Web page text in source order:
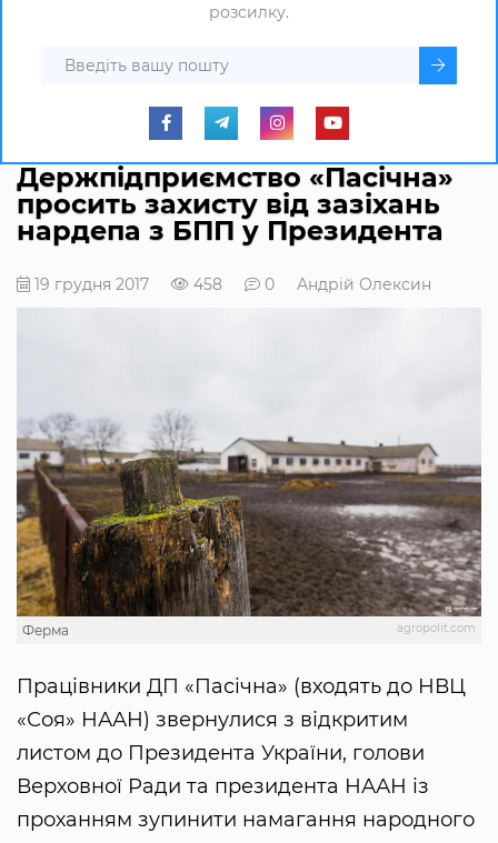
розсилку.
Держпідприємство «Пасічна»
просить захисту від зазіхань
нардепа з БПП у Президента
19 грудня 2017 458 0 Андрій Олексин
agropolit.com
Ферма
Працівники ДП «Пасічна» (входять до НВЦ
«Соя» НААН) звернулися з відкритим
листом до Президента України, голови
Верховної Ради та президента НААН із
проханням зупинити намагання народного